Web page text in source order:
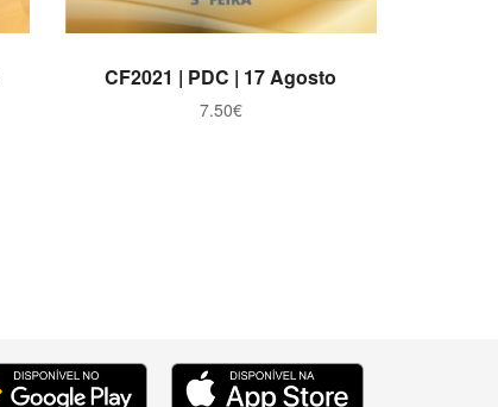
ADICIONAR
CF2021 | PDC | 17 Agosto
7.50€